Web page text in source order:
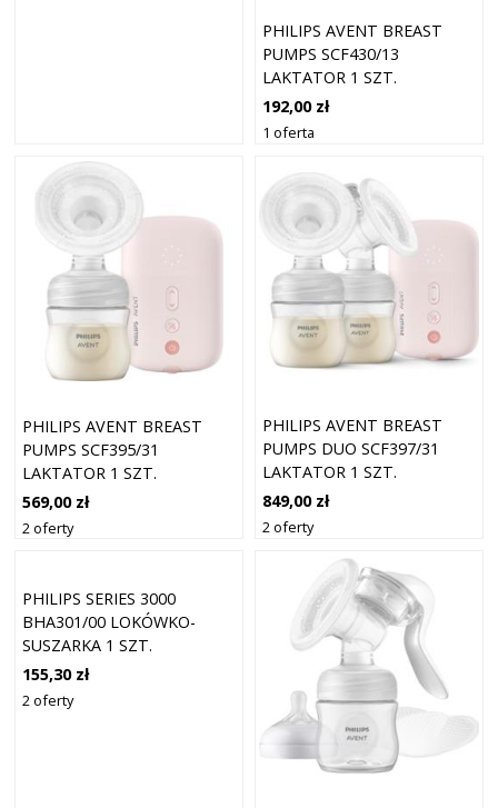
PHILIPS AVENT BREAST
PUMPS SCF430/13
LAKTATOR 1 SZT.
192,00 zł
1 oferta
PHILIPS AVENT BREAST
PUMPS SCF395/31
LAKTATOR 1 SZT.
569,00 zł
2 oferty
PHILIPS AVENT BREAST
PUMPS DUO SCF397/31
LAKTATOR 1 SZT.
849,00 zł
2 oferty
PHILIPS SERIES 3000
BHA301/00 LOKÓWKO-
SUSZARKA 1 SZT.
155,30 zł
2 oferty